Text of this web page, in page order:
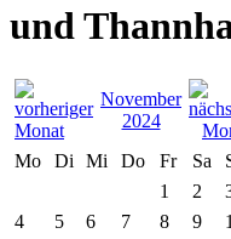
und
November
2024
Mo
Di Mi Do Fr Sa
1
2
4
5 6 7 8 9